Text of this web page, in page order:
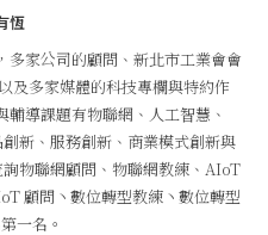
恆
家公司的顧問、新北市工業會會
及多家媒體的科技專欄與特約作
導課題有物聯網、人工智慧、
新、服務創新、商業模式創新與
物聯網顧問、物聯網教練、AIoT
顧問丶數位轉型教練丶數位轉型
一名。